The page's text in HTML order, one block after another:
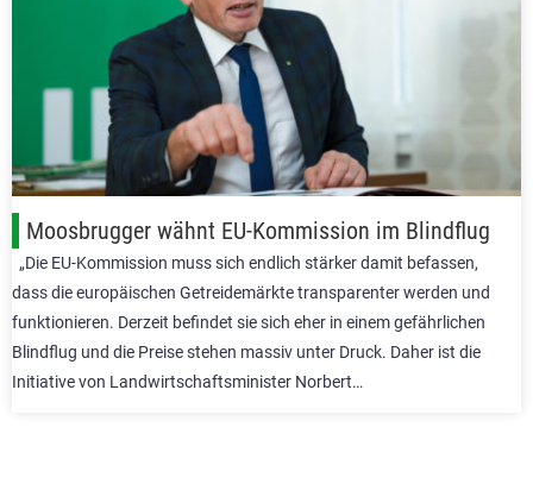
Moosbrugger wähnt EU-Kommission im Blindflug
„Die EU-Kommission muss sich endlich stärker damit befassen,
dass die europäischen Getreidemärkte transparenter werden und
funktionieren. Derzeit befindet sie sich eher in einem gefährlichen
Blindflug und die Preise stehen massiv unter Druck. Daher ist die
Initiative von Landwirtschaftsminister Norbert…